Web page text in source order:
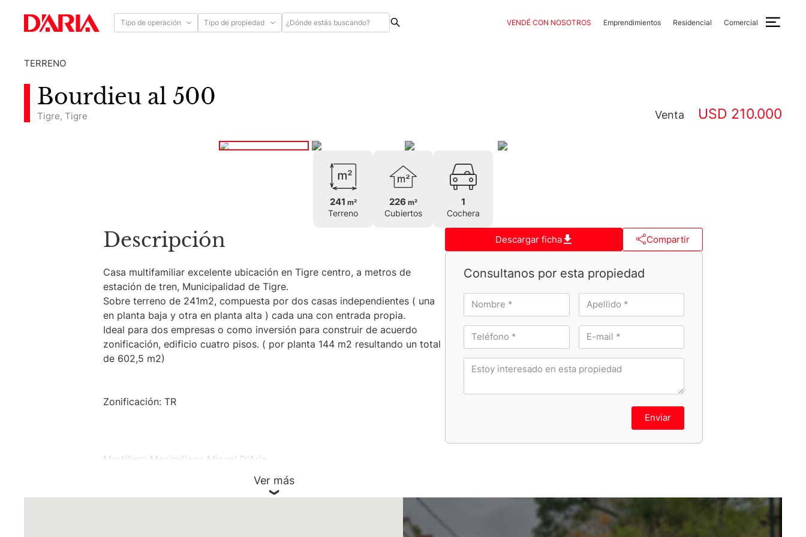
Tipo de operación Tipo de propiedad VENDÉ CON NOSOTROS Emprendimientos Residencial Comercial
TERRENO
Bourdieu al 500
Tigre, Tigre Venta USD 210.000
241 m²
Terreno
226 m²
Cubiertos
1
Cochera
Descripción
Casa multifamiliar excelente ubicación en Tigre centro, a metros de
estación de tren, Municipalidad de Tigre.
Sobre terreno de 241m2, compuesta por dos casas independientes ( una
en planta baja y otra en planta alta ) cada una con entrada propia.
Ideal para dos empresas o como inversión para construir de acuerdo
zonificación, edificio cuatro pisos. ( por planta 144 m2 resultando un total
de 602,5 m2)
Zonificación: TR
Martillero Maximiliano Miguel D'Aria
Ver más
Descargar ficha Compartir
Consultanos por esta propiedad
Enviar